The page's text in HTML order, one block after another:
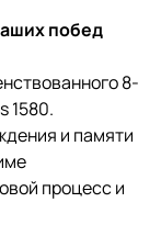
побед
8-
1580.
и памяти
процесс и